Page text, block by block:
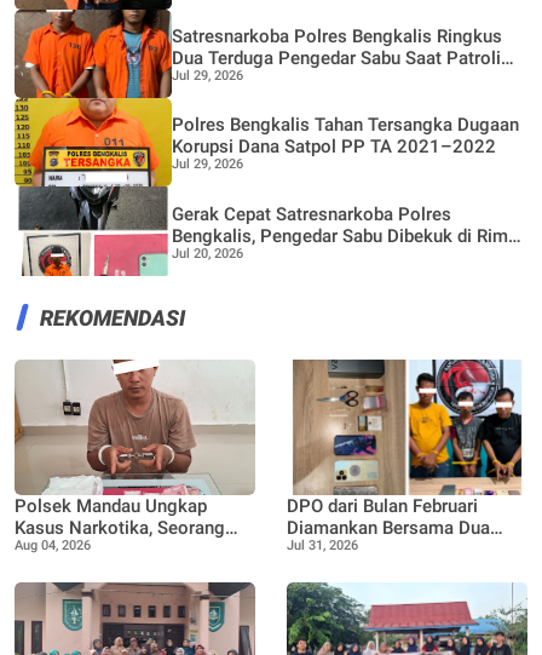
Peredaran Gelap Narkotika
Satresnarkoba Polres Bengkalis Ringkus
Dua Terduga Pengedar Sabu Saat Patroli
Gabungan
Jul 29, 2026
Polres Bengkalis Tahan Tersangka Dugaan
Korupsi Dana Satpol PP TA 2021–2022
Jul 29, 2026
Gerak Cepat Satresnarkoba Polres
Bengkalis, Pengedar Sabu Dibekuk di Rimba
Sekampung
Jul 20, 2026
REKOMENDASI
Polsek Mandau Ungkap
Kasus Narkotika, Seorang
Pria Diamankan dengan
Aug 04, 2026
DPO dari Bulan Februari
Diamankan Bersama Dua
Rekan Lainnya Terkait
Jenis Sabu
Jul 31, 2026